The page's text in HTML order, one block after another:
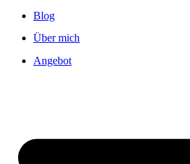
Blog
Über mich
Angebot